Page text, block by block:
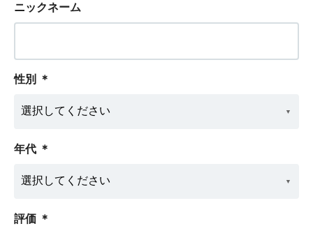
ニックネーム
性別 ＊
年代 ＊
評価 ＊